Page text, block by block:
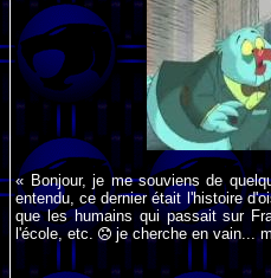
« Bonjour, je me souviens de
entendu, ce dernier était l'histoire
que les humains qui passait sur
l'école, etc.
je cherche en vain...